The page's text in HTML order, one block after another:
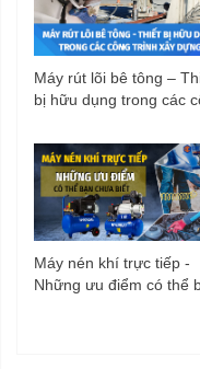
Máy rút lõi bê tông –
bị hữu dụng trong các
Máy nén khí trực tiếp -
Những ưu điểm có thể